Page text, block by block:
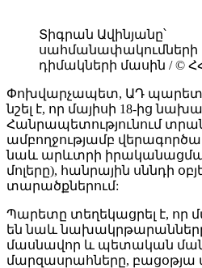
Տիգրան Ավինյանը՝
սահմանափակումների
դիմակների մասին / ©
Փոխվարչապետ, ԱԴ պարետ
նշել է, որ մայիսի 18-ից
Հանրապետությունում
ամբողջությամբ
նաև արևտրի
մոլերը), հանրային սննդի
տարածքներում:
Պարետը տեղեկացրել է, որ
են նաև նախակրթարանները,
մասնավոր և պետական
մարզասրահները,